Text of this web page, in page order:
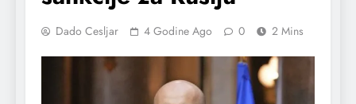
Dado Cesljar 4 Godine Ago 0 2 Mins